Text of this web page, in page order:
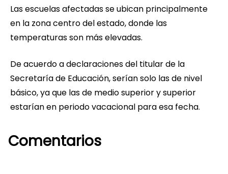
Las escuelas afectadas se ubican principalmente
en la zona centro del estado, donde las
temperaturas son más elevadas.
De acuerdo a declaraciones del titular de la
Secretaría de Educación, serían solo las de nivel
básico, ya que las de medio superior y superior
estarían en periodo vacacional para esa fecha.
Comentarios